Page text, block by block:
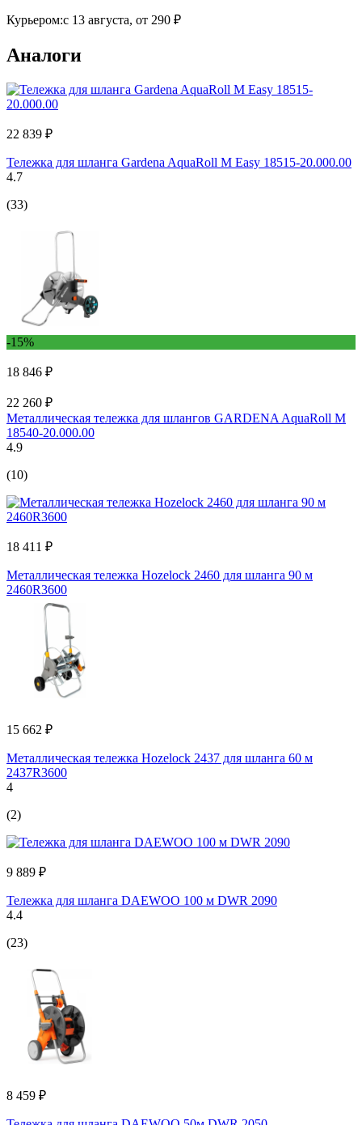
Курьером:c 13 августа, от 290 ₽
Аналоги
22 839 ₽
Тележка для шланга Gardena AquaRoll M Easy 18515-20.000.00
4.7
(33)
-15%
18 846 ₽
22 260 ₽
Металлическая тележка для шлангов GARDENA AquaRoll M
18540-20.000.00
4.9
(10)
18 411 ₽
Металлическая тележка Hozelock 2460 для шланга 90 м
2460R3600
15 662 ₽
Металлическая тележка Hozelock 2437 для шланга 60 м
2437R3600
4
(2)
9 889 ₽
Тележка для шланга DAEWOO 100 м DWR 2090
4.4
(23)
8 459 ₽